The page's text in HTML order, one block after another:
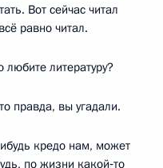
Вот сейчас читал
равно читал.
литературу?
правда, вы угадали.
кредо нам, может
по жизни какой‑то